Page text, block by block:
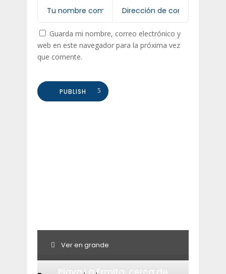
Guarda mi nombre, correo electrónico y
web en este navegador para la próxima vez
que comente.
PUBLISH
Ver en grande